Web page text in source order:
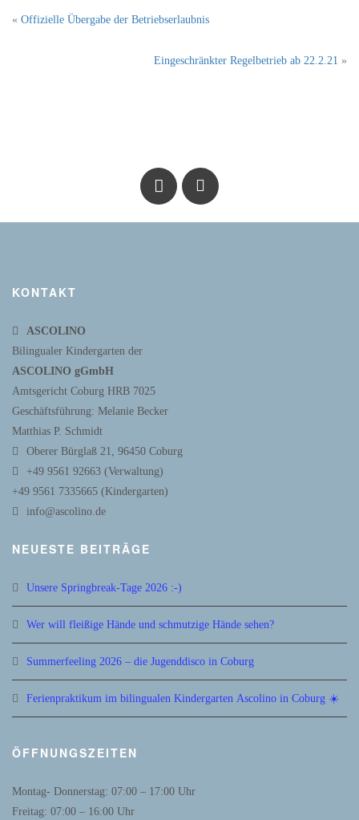
« Offizielle Übergabe der Betriebserlaubnis
Eingeschränkter Regelbetrieb ab 22.2.21 »
KONTAKT
ASCOLINO
Bilingualer Kindergarten der
ASCOLINO gGmbH
Amtsgericht Coburg HRB 7025
Geschäftsführung: Melanie Becker
Matthias P. Schmidt
Oberer Bürglaß 21, 96450 Coburg
+49 9561 92663 (Verwaltung)
+49 9561 7335665 (Kindergarten)
info@ascolino.de
NEUESTE BEITRÄGE
Unsere Springbreak-Tage 2026 :-)
Wer will fleißige Hände und schmutzige Hände sehen?
Summerfeeling 2026 – die Jugenddisco in Coburg
Ferienpraktikum im bilingualen Kindergarten Ascolino in Coburg ☀️
ÖFFNUNGSZEITEN
Montag- Donnerstag: 07:00 – 17:00 Uhr
Freitag: 07:00 – 16:00 Uhr